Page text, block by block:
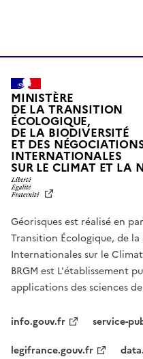
MINISTÈRE
DE LA TRANSITION
ÉCOLOGIQUE,
DE LA BIODIVERSITÉ
ET DES
INTERNATIONALES
SUR LE CLIMAT ET LA
Géorisques est réalisé en
Transition Écologique, de
Internationales sur le
BRGM est L'établissement
applications des sciences
info.gouv.fr
service-
legifrance.gouv.fr